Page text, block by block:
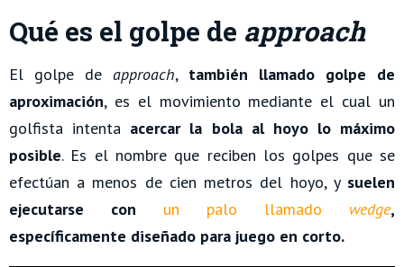
Qué es el golpe de approach
El golpe de approach, también llamado golpe de
aproximación, es el movimiento mediante el cual un
golfista intenta acercar la bola al hoyo lo máximo
posible. Es el nombre que reciben los golpes que se
efectúan a menos de cien metros del hoyo, y suelen
ejecutarse con
un palo llamado wedge,
específicamente diseñado para juego en corto.